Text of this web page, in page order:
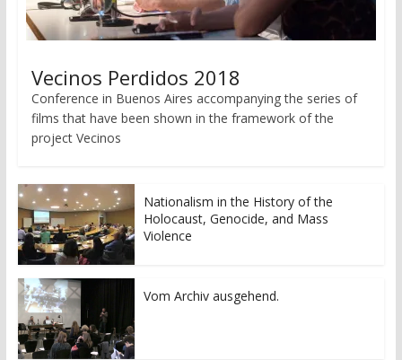
Vecinos Perdidos 2018
Conference in Buenos Aires accompanying the series of
films that have been shown in the framework of the
project Vecinos
Nationalism in the History of the
Holocaust, Genocide, and Mass
Violence
Vom Archiv ausgehend.